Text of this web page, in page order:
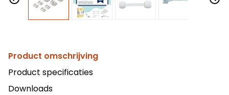
Product omschrijving
Product specificaties
Downloads